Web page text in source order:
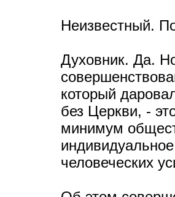
Неизвестный.
Духовник. Да.
который
без Церкви, -
минимум
человеческих